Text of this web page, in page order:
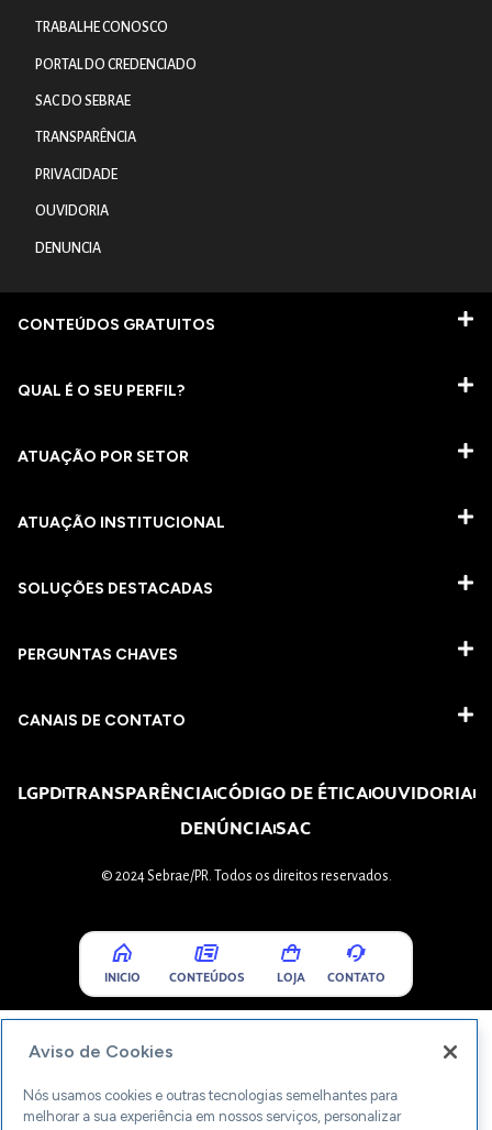
TRABALHE CONOSCO
PORTAL DO CREDENCIADO
SAC DO SEBRAE
TRANSPARÊNCIA
PRIVACIDADE
OUVIDORIA
DENUNCIA
CONTEÚDOS GRATUITOS
QUAL É O SEU PERFIL?
ATUAÇÃO POR SETOR
ATUAÇÃO INSTITUCIONAL
SOLUÇÕES DESTACADAS
PERGUNTAS CHAVES​
CANAIS DE CONTATO
LGPDTRANSPARÊNCIACÓDIGO DE ÉTICAOUVIDORIA
DENÚNCIASAC
© 2024 Sebrae/PR. Todos os direitos reservados.
INICIO CONTEÚDOS LOJA CONTATO
Aviso de Cookies
Nós usamos cookies e outras tecnologias semelhantes para
melhorar a sua experiência em nossos serviços, personalizar